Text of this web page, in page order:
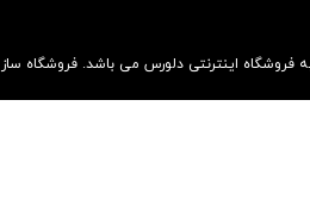
فروشگاه ساز